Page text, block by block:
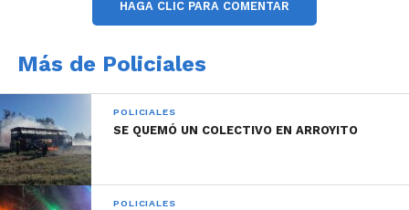
HAGA CLIC PARA COMENTAR
Más de Policiales
POLICIALES
SE QUEMÓ UN COLECTIVO EN ARROYITO
POLICIALES